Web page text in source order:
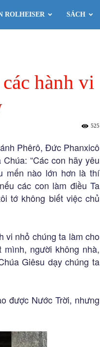
ROLHEISER SÁCH
hành vi
525
Phêrô, Đức Phanxicô
“Các con hãy yêu
mến nào lớn hơn là thí
các con làm điều Ta
tớ không biết việc chủ
vi nhỏ chúng ta làm cho
người không nhà,
Giêsu dạy chúng ta
được Nước Trời, nhưng